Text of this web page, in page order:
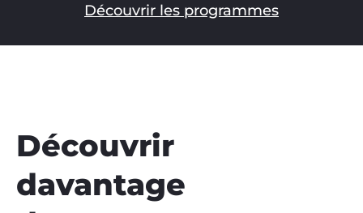
Découvrir les programmes
Découvrir
davantage